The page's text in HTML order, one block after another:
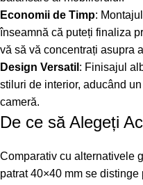
Economii de Timp:
înseamnă că puteți finaliza
vă să vă concentrați asupra
Design Versatil : Finisajul
stiluri de interior, aducând
cameră.
De ce să Alegeți
Comparativ cu alternativele
patrat 40×40 mm se distinge